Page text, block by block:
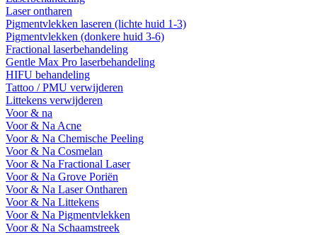
Laser ontharen
Pigmentvlekken laseren (lichte huid 1-3)
Pigmentvlekken (donkere huid 3-6)
Fractional laserbehandeling
Gentle Max Pro laserbehandeling
HIFU behandeling
Tattoo / PMU verwijderen
Littekens verwijderen
Voor & na
Voor & Na Acne
Voor & Na Chemische Peeling
Voor & Na Cosmelan
Voor & Na Fractional Laser
Voor & Na Grove Poriën
Voor & Na Laser Ontharen
Voor & Na Littekens
Voor & Na Pigmentvlekken
Voor & Na Schaamstreek